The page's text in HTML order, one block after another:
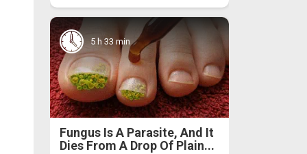
5 h 33 min
Fungus Is A Parasite, And It
Dies From A Drop Of Plain...